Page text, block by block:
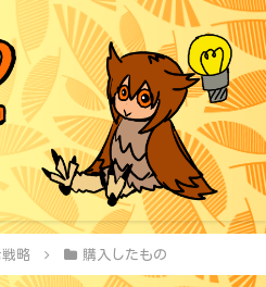
戦略 購入したもの